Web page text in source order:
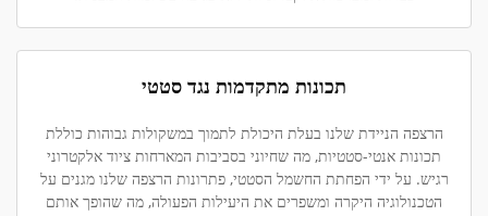
תכונות מתקדמות נגד סטטי
הרצפה הניידת שלנו בעלת היכולת לתמוך במשקולות גבוהות כוללת
תכונות אנטי-סטטיות, מה שחיוני בסביבות המארחות ציוד אלקטרוני
רגיש. על ידי הפחתת החשמל הסטטי, פתרונות הרצפה שלנו מגנים על
הטכנולוגיה היקרה ומשפרים את היעילות הפעולה, מה שהופך אותם